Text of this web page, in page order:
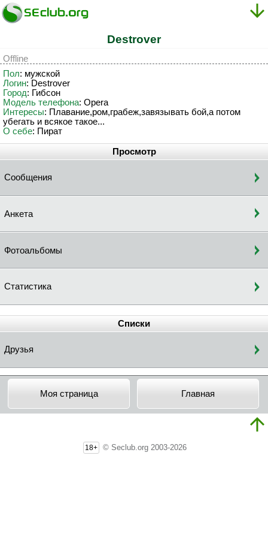
Destrover
Offline
Пол: мужской
Логин: Destrover
Город: Гибсон
Модель телефона: Opera
Интересы: Плавание,ром,грабеж,завязывать бой,а потом
убегать и всякое такое...
О себе: Пират
Просмотр
Сообщения
Анкета
Фотоальбомы
Статистика
Списки
Друзья
Моя страница Главная
18+ © Seclub.org 2003-2026